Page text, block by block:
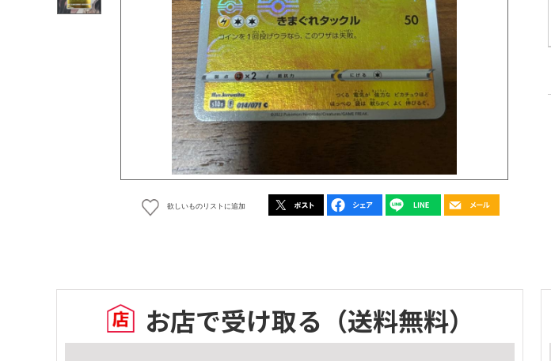
欲しいものリストに追加
お店で受け取る （送料無料）